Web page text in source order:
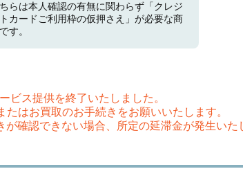
らは本人確認の有無に関わらず「クレジ
カードご利用枠の仮押さえ」が必要な商
す。
ビス提供を終了いたしました。
はお買取のお手続きをお願いいたします。
確認できない場合、所定の延滞金が発生いた